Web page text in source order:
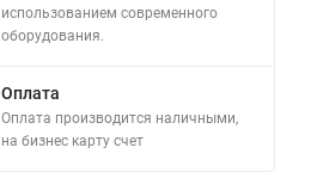
использованием современного
оборудования.
Оплата
Оплата производится наличными,
на бизнес карту счет